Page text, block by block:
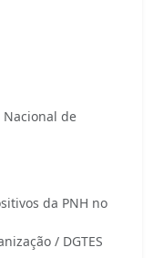
de
da PNH no
/ DGTES